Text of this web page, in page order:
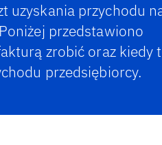
uzyskania przychodu
przedstawiono
zrobić oraz kiedy
przedsiębiorcy.